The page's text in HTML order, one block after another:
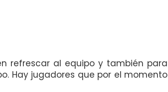
refrescar al equipo y también para
Hay jugadores que por el momento